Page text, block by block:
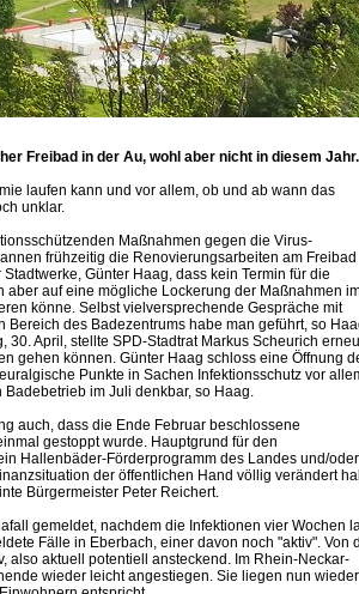
Freibad in der Au, wohl aber nicht in diesem Jahr.
laufen kann und vor allem, ob und ab wann das
unklar.
Maßnahmen gegen die Virus-
frühzeitig die Renovierungsarbeiten am Freibad
Günter Haag, dass kein Termin für die
auf eine mögliche Lockerung der Maßnahmen
könne. Selbst vielversprechende Gespräche mit
des Badezentrums habe man geführt, so
April, stellte SPD-Stadtrat Markus Scheurich
gehen können. Günter Haag schloss eine Öffnung
Punkte in Sachen Infektionsschutz vor
im Juli denkbar, so Haag.
auch, dass die Ende Februar beschlossene
gestoppt wurde. Hauptgrund für den
Hallenbäder-Förderprogramm des Landes und/oder
der öffentlichen Hand völlig verändert
Bürgermeister Peter Reichert.
gemeldet, nachdem die Infektionen vier Wochen
Fälle in Eberbach, einer davon noch "aktiv". Von
also aktuell potentiell ansteckend. Im Rhein-Neckar-
wieder leicht angestiegen. Sie liegen nun wieder